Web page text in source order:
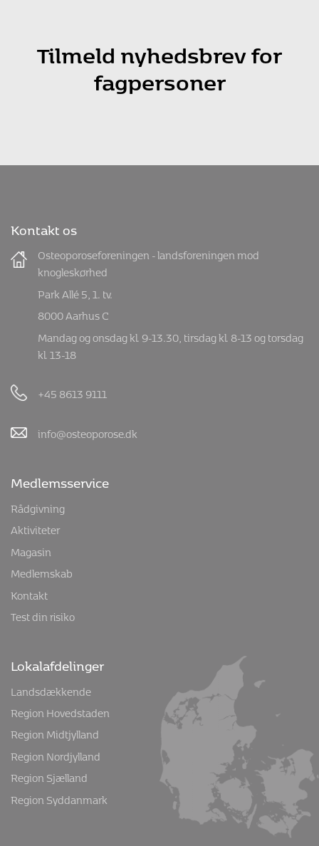
Tilmeld nyhedsbrev for
fagpersoner
Kontakt os
Osteoporoseforeningen - landsforeningen mod
knogleskørhed
Park Allé 5, 1. tv.
8000 Aarhus C
Mandag og onsdag kl. 9-13.30, tirsdag kl. 8-13 og torsdag
kl. 13-18
+45 8613 9111
info@osteoporose.dk
Medlemsservice
Rådgivning
Aktiviteter
Magasin
Medlemskab
Kontakt
Test din risiko
Lokalafdelinger
Landsdækkende
Region Hovedstaden
Region Midtjylland
Region Nordjylland
Region Sjælland
Region Syddanmark